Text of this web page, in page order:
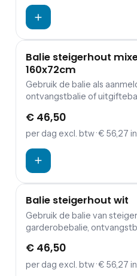
Balie steigerhout
160x72cm
Gebruik de balie als
ontvangstbalie of
€ 46,50
per dag excl. btw· € 56,27
Balie steigerhout wit
Gebruik de balie van
garderobebalie,
€ 46,50
per dag excl. btw· € 56,27